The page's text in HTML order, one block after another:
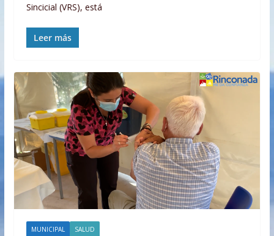
Sincicial (VRS), está
Leer más
MUNICIPAL SALUD